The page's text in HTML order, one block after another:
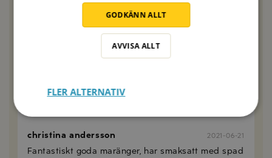
SVARA
christina andersson 2021-06-21
Fantastiskt goda maränger, har smaksatt med spad
GODKÄNN ALLT
AVVISA ALLT
FLER ALTERNATIV